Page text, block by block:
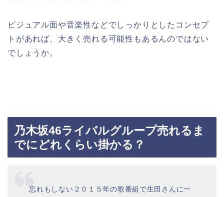
ビジュアル面や音楽性などでしっかりとしたコンセプ
トがあれば、大きく売れる可能性もあるんのではない
でしょうか。
乃木坂46ライバルグループ売れるま
でにどれくらい掛かる？
忘れもしない２０１５年の歌番組で生田さんに一